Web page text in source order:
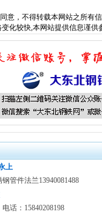
同意，不得转载本网站之所有
化较快,本网站提供信息谨供
上
管件法兰13940081488
话：15840208198